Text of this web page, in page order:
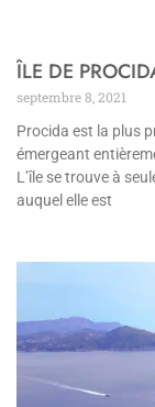
ÎLE DE
septembre 8, 2021
Procida est la plus
émergeant
L’île se trouve à
auquel elle est